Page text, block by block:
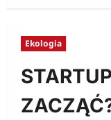
Ekologia